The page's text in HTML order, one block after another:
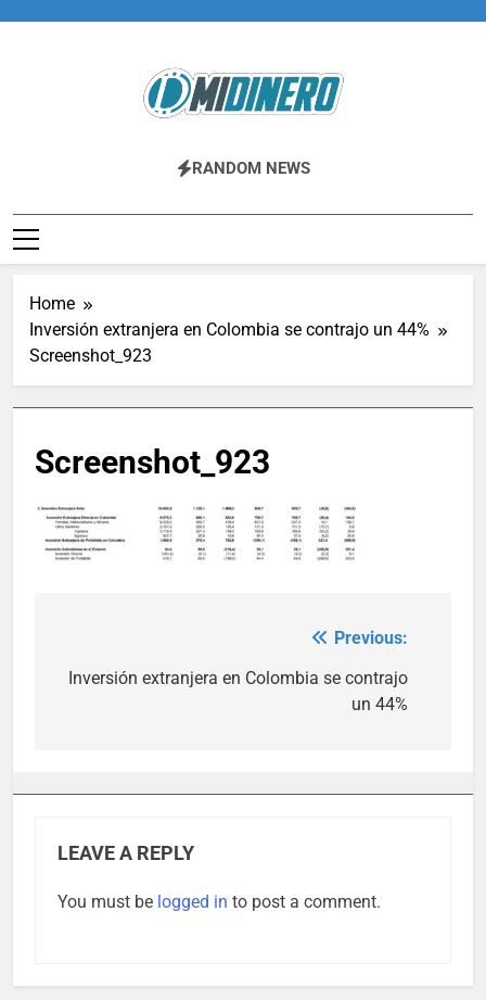
Midinero.co
Fintech, Criptomonedas
RANDOM NEWS
Home
Inversión extranjera en Colombia se contrajo un 44%
Screenshot_923
Screenshot_923
navigation
Previous:
Inversión extranjera en Colombia se contrajo
un 44%
LEAVE A REPLY
You must be logged in to post a comment.